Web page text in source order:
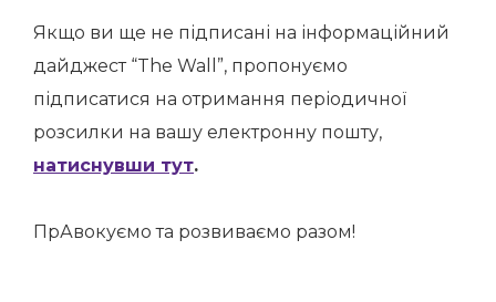
Якщо ви ще не підписані на інформаційний
дайджест “The Wall”, пропонуємо
підписатися на отримання періодичної
розсилки на вашу електронну пошту,
натиснувши тут.
ПрАвокуємо та розвиваємо разом!